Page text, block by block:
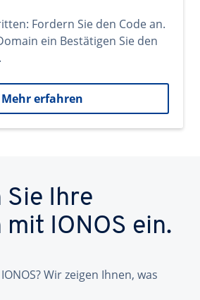
Fordern Sie den Code an.
ein Bestätigen Sie den
Mehr erfahren
Sie Ihre
mit IONOS ein.
Wir zeigen Ihnen, was